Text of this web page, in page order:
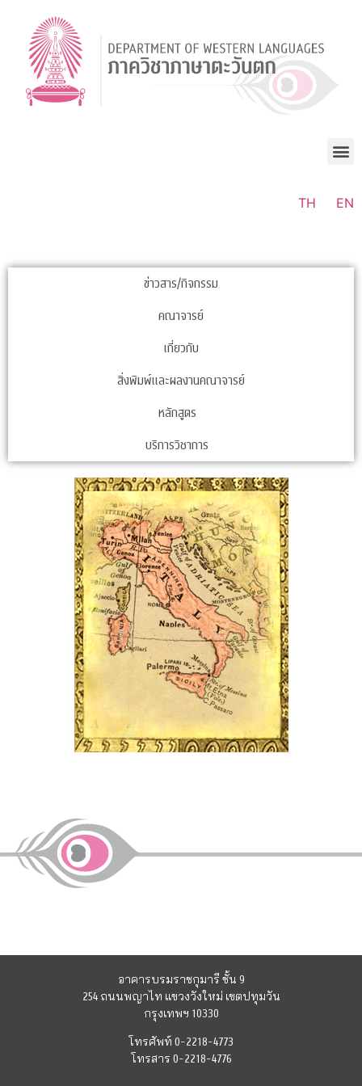
TH EN
ข่าวสาร/กิจกรรม
คณาจารย์
เกี่ยวกับ
สิ่งพิมพ์และผลงานคณาจารย์
หลักสูตร
บริการวิชาการ
อาคารบรมราชกุมารี ชั้น 9
254 ถนนพญาไท แขวงวังใหม่ เขตปทุมวัน
กรุงเทพฯ 10330
โทรศัพท์ 0-2218-4773
โทรสาร 0-2218-4776